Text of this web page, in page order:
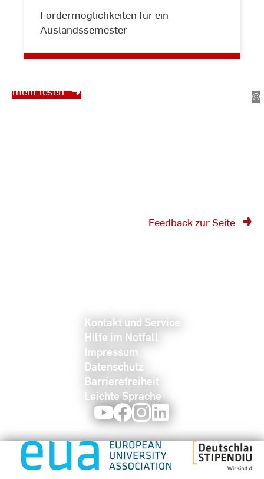
Fördermöglichkeiten für ein
Auslandssemester
Förderung
©
Zurück zu allen
Erfahrungsberichten
mehr lesen
Feedback zur Seite
Kontakt und Service
Hilfe im Notfall
Impressum
Datenschutz
Barrierefreiheit
Leichte Sprache
YoutubeFacebookInstagram